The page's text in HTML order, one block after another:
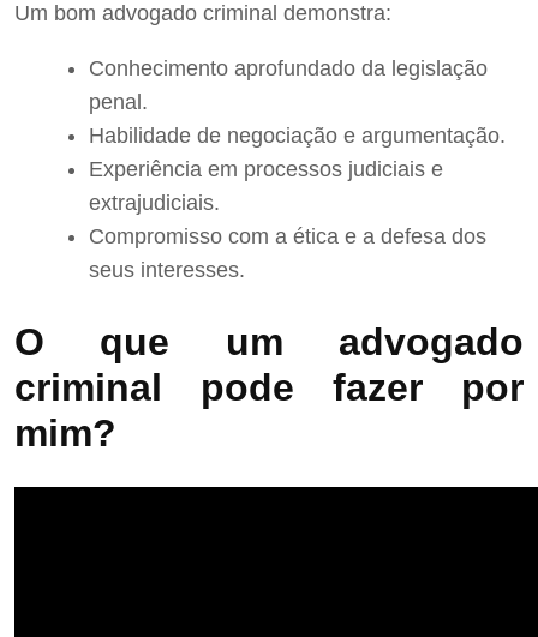
Um bom advogado criminal demonstra:
Conhecimento aprofundado da legislação
penal.
Habilidade de negociação e argumentação.
Experiência em processos judiciais e
extrajudiciais.
Compromisso com a ética e a defesa dos
seus interesses.
O que um advogado
criminal pode fazer por
mim?